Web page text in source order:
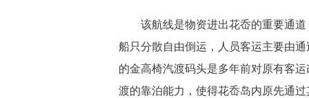
该航线是物资进出花岙的重要通道
船只分散自由倒运，人员客运主要由
的金高椅汽渡码头是多年前对原有客
渡的靠泊能力，使得花岙岛内原先通